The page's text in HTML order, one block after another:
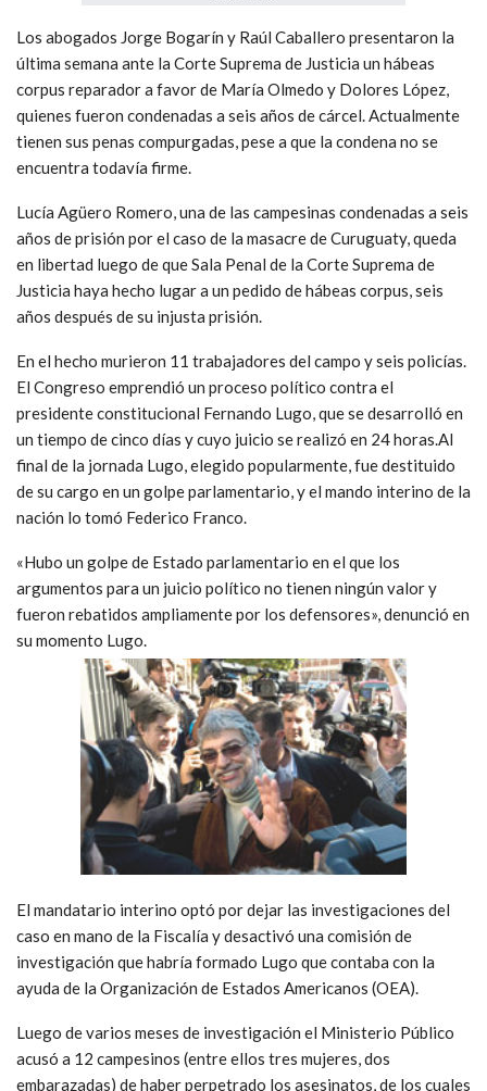
Los abogados Jorge Bogarín y Raúl Caballero presentaron la
última semana ante la Corte Suprema de Justicia un hábeas
corpus reparador a favor de María Olmedo y Dolores López,
quienes fueron condenadas a seis años de cárcel. Actualmente
tienen sus penas compurgadas, pese a que la condena no se
encuentra todavía firme.
Lucía Agüero Romero, una de las campesinas condenadas a seis
años de prisión por el caso de la masacre de Curuguaty, queda
en libertad luego de que Sala Penal de la Corte Suprema de
Justicia haya hecho lugar a un pedido de hábeas corpus, seis
años después de su injusta prisión.
En el hecho murieron 11 trabajadores del campo y seis policías.
El Congreso emprendió un proceso político contra el
presidente constitucional Fernando Lugo, que se desarrolló en
un tiempo de cinco días y cuyo juicio se realizó en 24 horas.Al
final de la jornada Lugo, elegido popularmente, fue destituido
de su cargo en un golpe parlamentario, y el mando interino de la
nación lo tomó Federico Franco.
«Hubo un golpe de Estado parlamentario en el que los
argumentos para un juicio político no tienen ningún valor y
fueron rebatidos ampliamente por los defensores», denunció en
su momento Lugo.
El mandatario interino optó por dejar las investigaciones del
caso en mano de la Fiscalía y desactivó una comisión de
investigación que habría formado Lugo que contaba con la
ayuda de la Organización de Estados Americanos (OEA).
Luego de varios meses de investigación el Ministerio Público
acusó a 12 campesinos (entre ellos tres mujeres, dos
embarazadas) de haber perpetrado los asesinatos, de los cuales